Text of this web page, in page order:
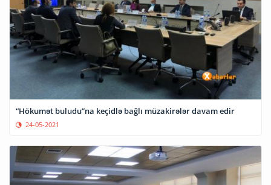
“Hökumət buludu”na keçidlə bağlı müzakirələr davam edir
24-05-2021